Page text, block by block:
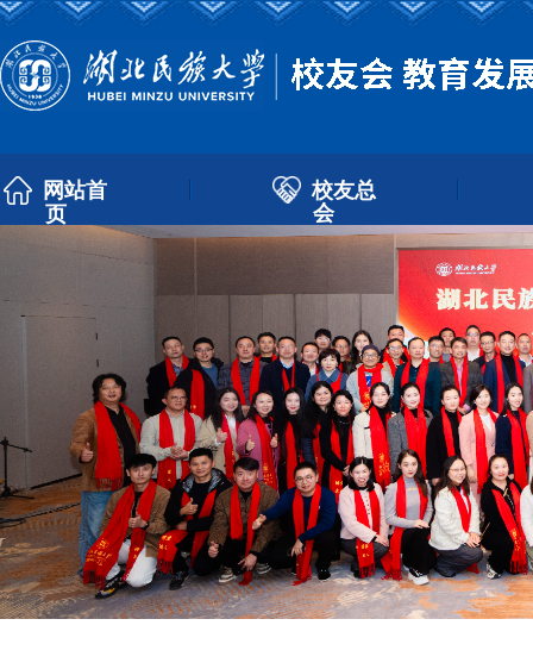
网站首
页
校友总
会